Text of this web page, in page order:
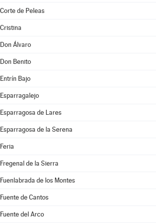
Corte de Peleas
Cristina
Don Álvaro
Don Benito
Entrín Bajo
Esparragalejo
Esparragosa de Lares
Esparragosa de la Serena
Feria
Fregenal de la Sierra
Fuenlabrada de los Montes
Fuente de Cantos
Fuente del Arco